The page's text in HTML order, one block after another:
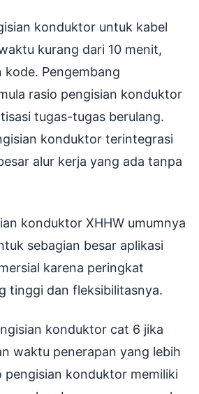
konduktor untuk kabel
kurang dari 10 menit,
Pengembang
rasio pengisian konduktor
tugas-tugas berulang.
konduktor terintegrasi
alur kerja yang ada tanpa
konduktor XHHW umumnya
sebagian besar aplikasi
karena peringkat
tinggi dan fleksibilitasnya.
konduktor cat 6 jika
waktu penerapan yang lebih
pengisian konduktor memiliki